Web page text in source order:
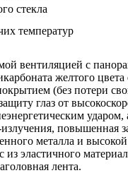
стекла
температур
вентиляцией с
желтого
(без потери
глаз от
ударом,
повышенная
металла и
эластичного
лента.